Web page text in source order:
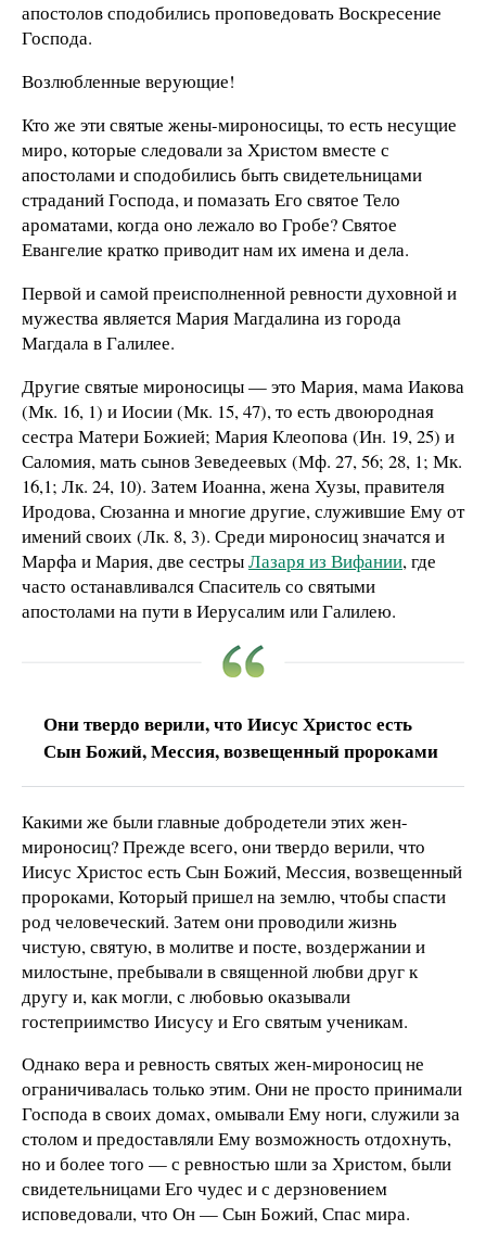
апостолов сподобились проповедовать Воскресение
Господа.
Возлюбленные верующие!
Кто же эти святые жены-мироносицы, то есть несущие
миро, которые следовали за Христом вместе с
апостолами и сподобились быть свидетельницами
страданий Господа, и помазать Его святое Тело
ароматами, когда оно лежало во Гробе? Святое
Евангелие кратко приводит нам их имена и дела.
Первой и самой преисполненной ревности духовной и
мужества является Мария Магдалина из города
Магдала в Галилее.
Другие святые мироносицы — это Мария, мама Иакова
(Мк. 16, 1) и Иосии (Мк. 15, 47), то есть двоюродная
сестра Матери Божией; Мария Клеопова (Ин. 19, 25) и
Саломия, мать сынов Зеведеевых (Мф. 27, 56; 28, 1; Мк.
16,1; Лк. 24, 10). Затем Иоанна, жена Хузы, правителя
Иродова, Сюзанна и многие другие, служившие Ему от
имений своих (Лк. 8, 3). Среди мироносиц значатся и
Марфа и Мария, две сестрыЛазаря из Вифании, где
часто останавливался Спаситель со святыми
апостолами на пути в Иерусалим или Галилею.
Они твердо верили, что Иисус Христос есть
Сын Божий, Мессия, возвещенный пророками
Какими же были главные добродетели этих жен-
мироносиц? Прежде всего, они твердо верили, что
Иисус Христос есть Сын Божий, Мессия, возвещенный
пророками, Который пришел на землю, чтобы спасти
род человеческий. Затем они проводили жизнь
чистую, святую, в молитве и посте, воздержании и
милостыне, пребывали в священной любви друг к
другу и, как могли, с любовью оказывали
гостеприимство Иисусу и Его святым ученикам.
Однако вера и ревность святых жен-мироносиц не
ограничивалась только этим. Они не просто принимали
Господа в своих домах, омывали Ему ноги, служили за
столом и предоставляли Ему возможность отдохнуть,
но и более того — с ревностью шли за Христом, были
свидетельницами Его чудес и с дерзновением
исповедовали, что Он — Сын Божий, Спас мира.